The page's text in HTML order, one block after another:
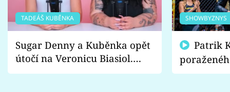
TADEÁŠ KUBĚNKA
Sugar Denny a Kuběnka opět
útočí na Veronicu Biasiol.
Proč je podle nich falešná a
SHOWBYZNYS
fanoušci